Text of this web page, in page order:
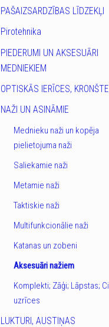
PAŠAIZSARDZĪBAS LĪDZEKĻI
Pirotehnika
PIEDERUMI UN AKSESUĀRI
MEDNIEKIEM
OPTISKĀS IERĪCES,
NAŽI UN ASINĀMIE
Mednieku naži un kopēja
pielietojuma naži
Saliekamie naži
Metamie naži
Taktiskie naži
Multifunkcionālie naži
Katanas un zobeni
Aksesuāri nažiem
Komplekti; Zāģi; Lāpstas;
uzrīces
LUKTURI, AUSTIŅAS